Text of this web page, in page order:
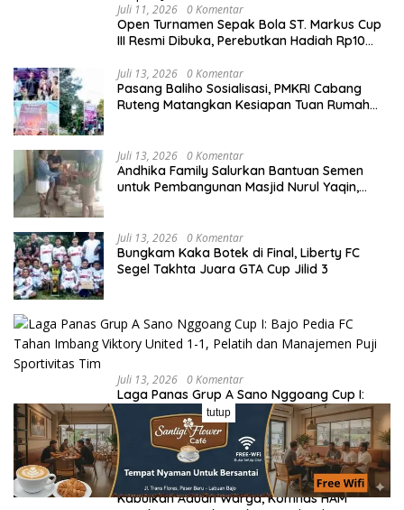
Juli 11, 2026 0 Komentar
Open Turnamen Sepak Bola ST. Markus Cup
III Resmi Dibuka, Perebutkan Hadiah Rp10
Juli 13, 2026 0 Komentar
Pasang Baliho Sosialisasi, PMKRI Cabang
Ruteng Matangkan Kesiapan Tuan Rumah
Juli 13, 2026 0 Komentar
Andhika Family Salurkan Bantuan Semen
untuk Pembangunan Masjid Nurul Yaqin,
Juli 13, 2026 0 Komentar
Bungkam Kaka Botek di Final, Liberty FC
Segel Takhta Juara GTA Cup Jilid 3
Juli 13, 2026 0 Komentar
Laga Panas Grup A Sano Nggoang Cup I:
Bajo Pedia FC Tahan Imbang Viktory United
1-1, Pelatih dan Manajemen Puji Sportivitas
Tim
Juli 13, 2026 0 Komentar
Kabulkan Aduan Warga, Komnas HAM
tutup